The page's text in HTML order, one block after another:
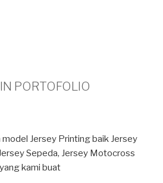
PORTOFOLIO
Jersey Printing baik Jersey
Sepeda, Jersey Motocross
yang kami buat